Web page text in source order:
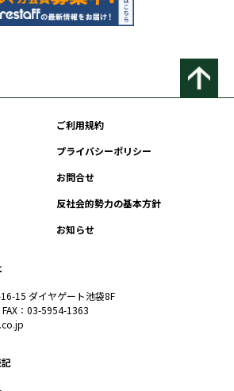
ご利用規約
プライバシーポリシー
お問合せ
反社会的勢力の基本方針
お知らせ
15 ダイヤゲート池袋8F
：03-5954-1363